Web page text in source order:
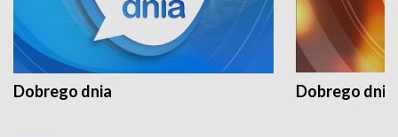
Dobrego dnia Dobrego dnia